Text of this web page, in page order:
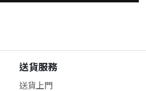
送貨服務
送貨上門